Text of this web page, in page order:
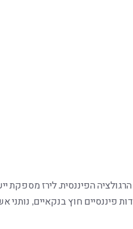
הפיננסית. לירז מספקת
פיננסיים חוץ בנקאיים, נותני